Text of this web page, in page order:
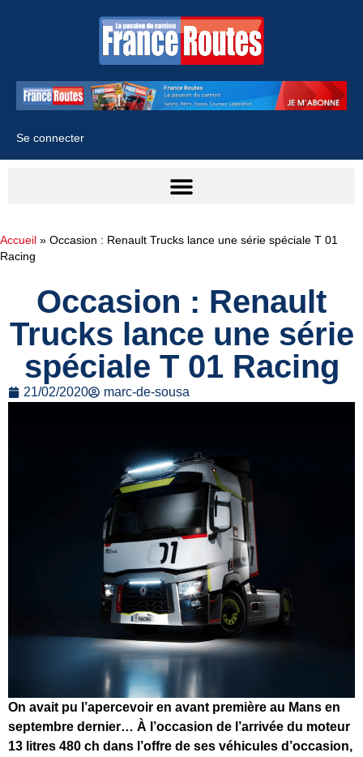
Se connecter
Accueil » Occasion : Renault Trucks lance une série spéciale T 01
Racing
Occasion : Renault
Trucks lance une série
spéciale T 01 Racing
21/02/2020 marc-de-sousa
On avait pu l’apercevoir en avant première au Mans en
septembre dernier… À l’occasion de l’arrivée du moteur
13 litres 480 ch dans l’offre de ses véhicules d’occasion,